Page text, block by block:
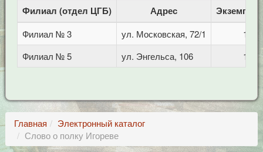
Филиал (отдел ЦГБ) Адрес
Филиал № 3 ул. Московская, 72/1
1
Филиал № 5
ул. Энгельса, 106 1
Главная
Электронный каталог
Слово о полку Игореве